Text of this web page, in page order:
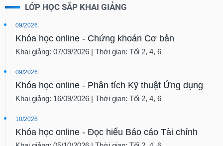
LỚP HỌC SẮP KHAI GIẢNG
09/2026
Khóa học online - Chứng khoán Cơ bản
Khai giảng: 07/09/2026 | Thời gian: Tối 2, 4, 6
09/2026
Khóa học online - Phân tích Kỹ thuật Ứng dụng
Khai giảng: 16/09/2026 | Thời gian: Tối 2, 4, 6
10/2026
Khóa học online - Đọc hiểu Báo cáo Tài chính